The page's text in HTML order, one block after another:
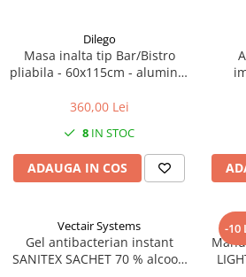
Dilego
Masa inalta tip Bar/Bistro
pliabila - 60x115cm - aluminiu
360,00 Lei
8 IN STOC
ADAUGA IN COS
Vectair Systems
Gel antibacterian instant
SANITEX SACHET 70 % alcool-
-10